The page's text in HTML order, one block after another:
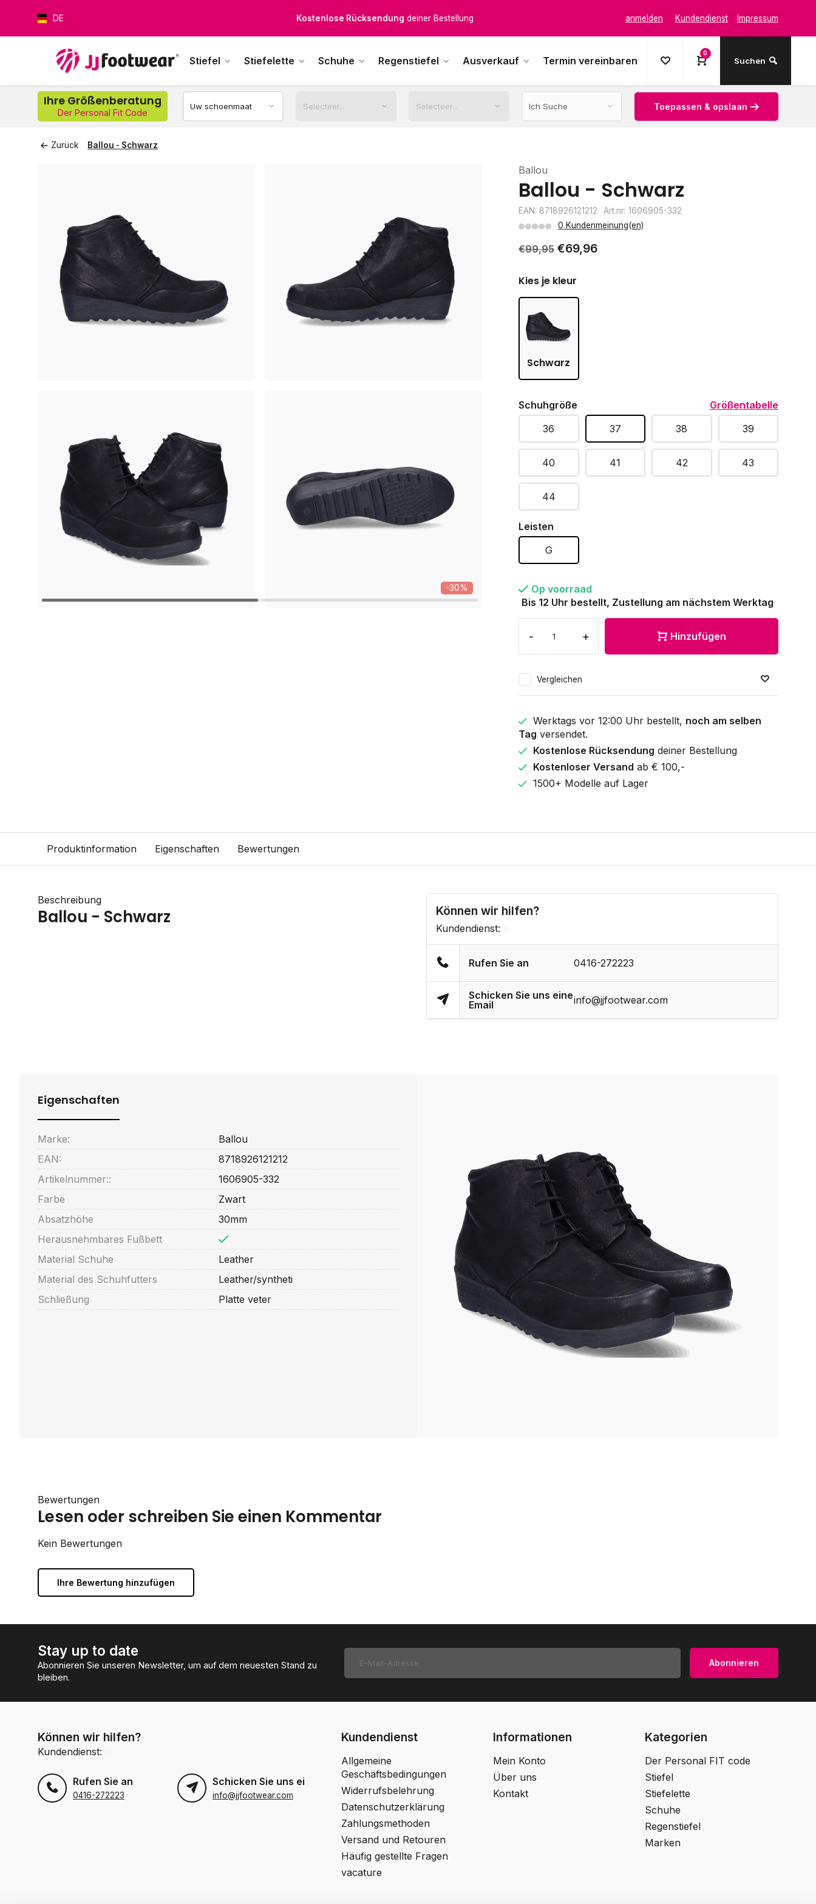
DE Kostenloser Versandab € 100,-
1500+ Modelle auf Lager
Werktags vor 12:00 Uhr bestellt,
anmelden Kundendienst Impressum
Stiefel Stiefelette Schuhe Regenstiefel Ausverkauf Termin vereinbaren
0
Suchen
Ihre Größenberatung
Der Personal Fit Code
Toepassen & opslaan
Zurück Ballou - Schwarz
-30%
Ballou
Ballou - Schwarz
EAN: 8718926121212
Art.nr: 1606905-332
0 Kundenmeinung(en)
€99,95 €69,96
Kies je kleur
Schwarz
Schuhgröße
Größentabelle
36
37 38 39
40 41 42 43
44
Leisten
G
Op voorraad
Bis 12 Uhr bestellt, Zustellung am nächstem Werktag
- + Hinzufügen
Vergleichen
Werktags vor 12:00 Uhr bestellt, noch am selben
Tag versendet.
Kostenlose Rücksendung deiner Bestellung
Kostenloser Versand ab € 100,-
1500+ Modelle auf Lager
Produktinformation Eigenschaften Bewertungen
Beschreibung
Ballou - Schwarz Können wir hilfen?
Kundendienst:
Rufen Sie an 0416-272223
Schicken Sie uns eine
Email
info@jjfootwear.com
Eigenschaften
Marke:
Ballou
EAN:
8718926121212
Artikelnummer::
1606905-332
Farbe
Zwart
Absatzhöhe
30mm
Herausnehmbares Fußbett
Material Schuhe
Leather
Material des Schuhfutters
Leather/syntheti
Schließung
Platte veter
Bewertungen
Lesen oder schreiben Sie einen Kommentar
Kein Bewertungen
Ihre Bewertung hinzufügen
Stay up to date
Abonnieren Sie unseren Newsletter, um auf dem neuesten Stand zu
bleiben.
Abonnieren
Können wir hilfen?
Kundendienst:
Rufen Sie an
0416-272223
Schicken Sie uns eine Email
info@jjfootwear.com
Kundendienst
Allgemeine
Geschäftsbedingungen
Widerrufsbelehrung
Datenschutzerklärung
Zahlungsmethoden
Versand und Retouren
Häufig gestellte Fragen
vacature
Informationen
Mein Konto
Über uns
Kontakt
Kategorien
Der Personal FIT code
Stiefel
Stiefelette
Schuhe
Regenstiefel
Marken